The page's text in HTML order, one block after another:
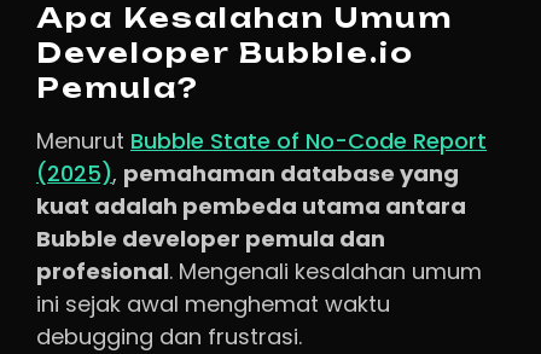
Apa Kesalahan Umum
Developer Bubble.io
Pemula?
Menurut Bubble State of No-Code Report
(2025), pemahaman database yang
kuat adalah pembeda utama antara
Bubble developer pemula dan
profesional. Mengenali kesalahan umum
ini sejak awal menghemat waktu
debugging dan frustrasi.